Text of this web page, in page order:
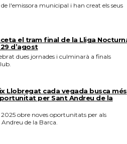
l'emissora municipal i han creat els seus
el tram final de la Lliga
d’agost
dues jornades i culminarà a finals
Llobregat cada vegada busca més
per Sant Andreu de la
obre noves oportunitats per als
de la Barca.